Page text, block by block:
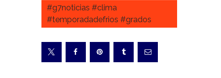
#g7noticias #clima
#temporadadefrios #grados